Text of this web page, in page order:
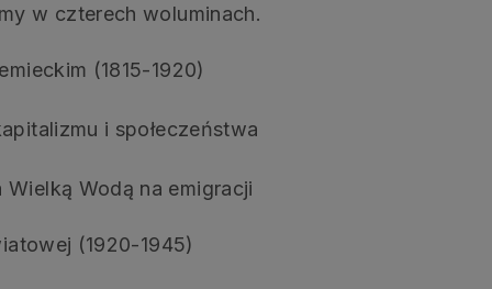
w czterech woluminach.
(1815-1920)
i społeczeństwa
Wodą na emigracji
(1920-1945)